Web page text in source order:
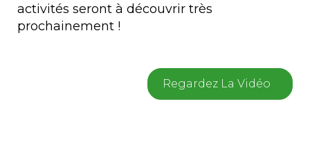
activités seront à découvrir très
prochainement !
Regardez La Vidéo